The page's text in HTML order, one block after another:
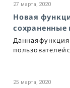
27 марта, 2020
Новая
сохраненные
Данная функция
пользователей
25 марта, 2020